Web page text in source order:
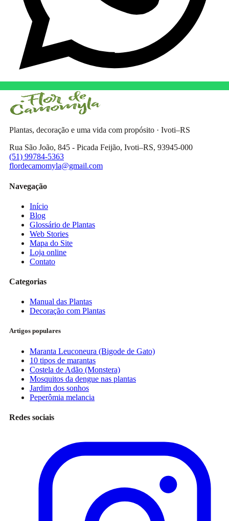
Plantas, decoração e uma vida com propósito · Ivoti–RS
Rua São João, 845 - Picada Feijão, Ivoti–RS, 93945-000
(51) 99784-5363
flordecamomyla@gmail.com
Navegação
Início
Blog
Glossário de Plantas
Web Stories
Mapa do Site
Loja online
Contato
Categorias
Manual das Plantas
Decoração com Plantas
Artigos populares
Maranta Leuconeura (Bigode de Gato)
10 tipos de marantas
Costela de Adão (Monstera)
Mosquitos da dengue nas plantas
Jardim dos sonhos
Peperômia melancia
Redes sociais